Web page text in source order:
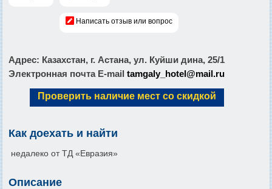
Написать отзыв или вопрос
Адрес: Казахстан, г. Астана, ул. Куйши дина, 25/1
Электронная почта E-mail tamgaly_hotel@mail.ru
Проверить наличие мест со скидкой
Как доехать и найти
недалеко от ТД «Евразия»
Описание